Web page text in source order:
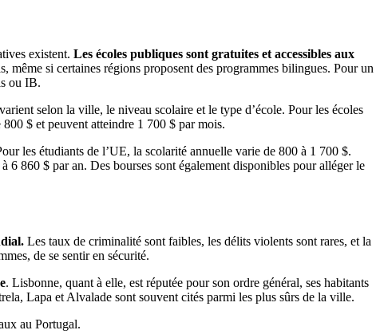
existent. Les écoles publiques sont gratuites et accessibles aux
si certaines régions proposent des programmes bilingues. Pour un
ou IB.
selon la ville, le niveau scolaire et le type d’école. Pour les écoles
$ et peuvent atteindre 1 700 $ par mois.
les étudiants de l’UE, la scolarité annuelle varie de 800 à 1 700 $.
6 860 $ par an. Des bourses sont également disponibles pour alléger le
Les taux de criminalité sont faibles, les délits violents sont rares, et la
de se sentir en sécurité.
. Lisbonne, quant à elle, est réputée pour son ordre général, ses habitants
Lapa et Alvalade sont souvent cités parmi les plus sûrs de la ville.
au Portugal.